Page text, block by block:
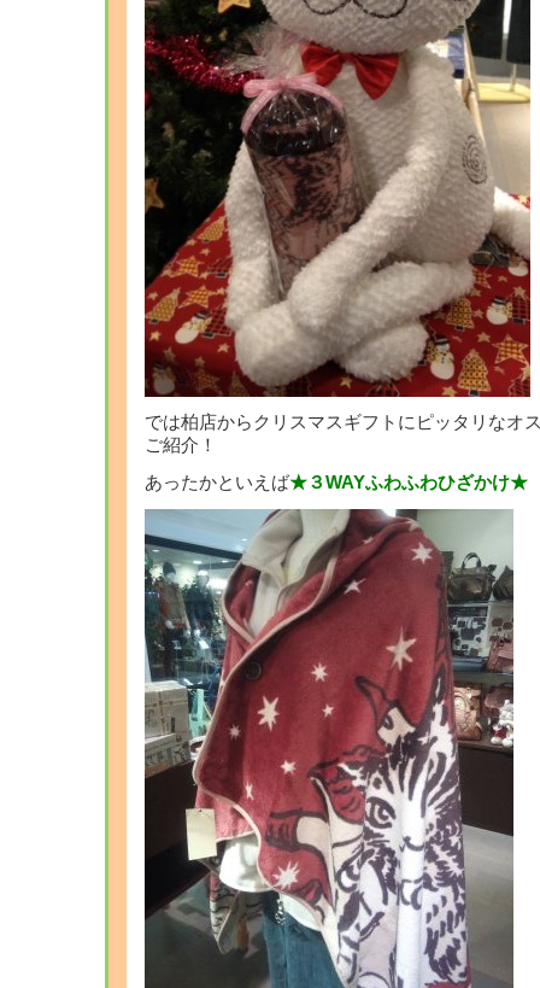
では柏店からクリスマスギフトにピッタリなオ
ご紹介！
あったかといえば★３WAYふわふわひざかけ★